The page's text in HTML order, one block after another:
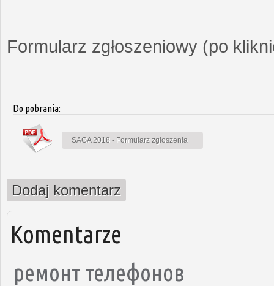
Formularz zgłoszeniowy (po
Do pobrania:
SAGA 2018 - Formularz zgłoszenia
Dodaj komentarz
Komentarze
ремонт телефонов